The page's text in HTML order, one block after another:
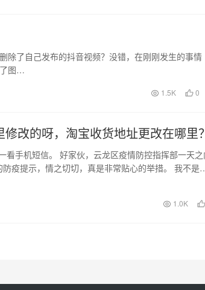
除了自己发布的抖音视频？没错，在刚刚发生的事情
图…
1.5K 0
改的呀，淘宝收货地址更改在哪里？
看手机短信。 好家伙，云龙区疫情防控指挥部一天之
疫提示，情之切切，真是非常贴心的举措。 我不是
1.0K